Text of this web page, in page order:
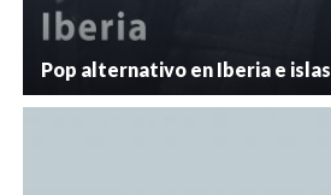
Pop alternativo en Iberia e islas